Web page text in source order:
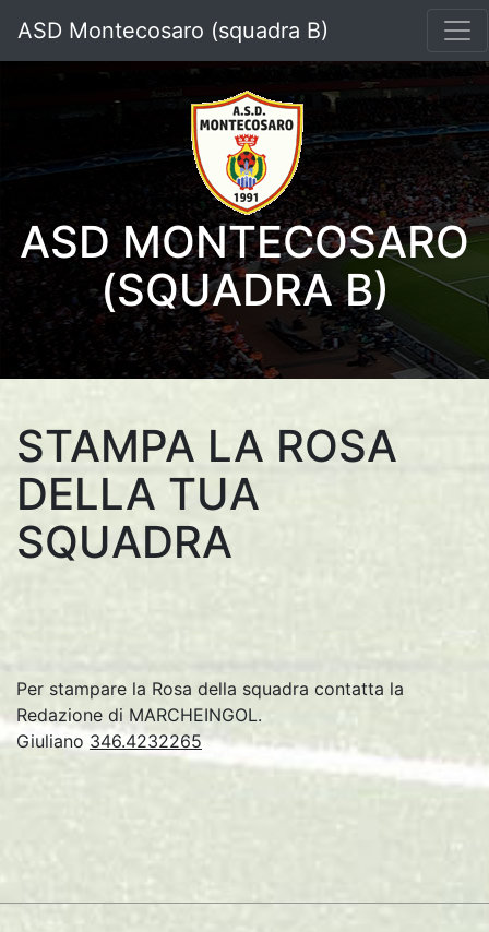
ASD Montecosaro (squadra B)
ASD MONTECOSARO
(SQUADRA B)
STAMPA LA ROSA
DELLA TUA
SQUADRA
Per stampare la Rosa della squadra contatta la
Redazione di MARCHEINGOL.
Giuliano 346.4232265